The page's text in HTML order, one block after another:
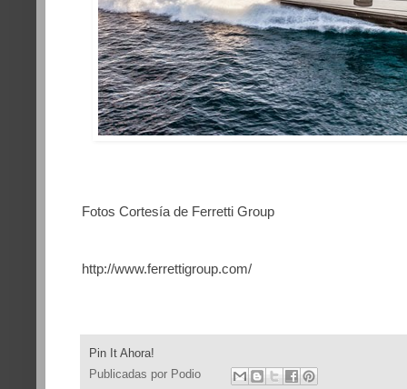
Fotos Cortesía de Ferretti Group
http://www.ferrettigroup.com/
Pin It Ahora!
Publicadas por Podio